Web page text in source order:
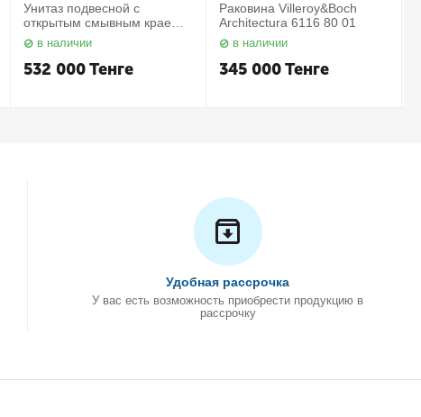
Унитаз подвесной с
открытым смывным краем в
комплекте с сиденьем
Subway 2.0 5614 R2 01
Villeroy&Boch
в наличии
532 000Тенге
Раковина Villeroy&Boch
Architectura 6116 80 01
в наличии
345 000Тенге
Удобная рассрочка
У вас есть возможность приобрести продукцию в
рассрочку